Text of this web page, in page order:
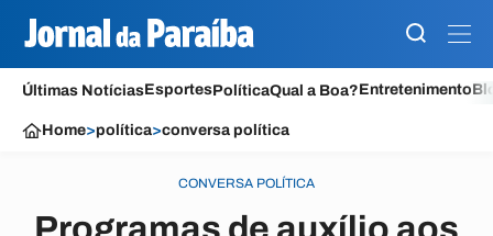
Últimas NotíciasEsportesPolíticaQual a Boa?Entretenimento
Home>política>conversa política
CONVERSA POLÍTICA